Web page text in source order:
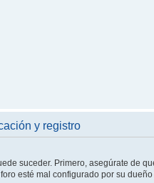
y registro
suceder. Primero, asegúrate de
esté mal configurado por su